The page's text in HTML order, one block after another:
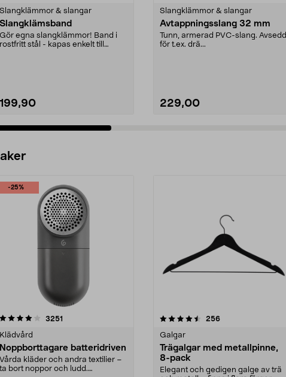
Slangklämmor & slangar
Slangklämsband
Gör egna slangklämmor! Band i
rostfritt stål - kapas enkelt till
199,90
Slangklämmor & slangar
Avtappningsslang 32 mm
Tunn, armerad PVC-slang. Avsedd
för t.ex. drä...
229,00
-25%
3251
Klädvård
Noppborttagare batteridriven
Vårda kläder och andra textilier –
ta bort noppor och ludd.
4.5av 5 stjärnor 256recensioner
Galgar
Trägalgar med metallpinne,
8-pack
Elegant och gedigen galge av trä
4.0av 5 stjärnor